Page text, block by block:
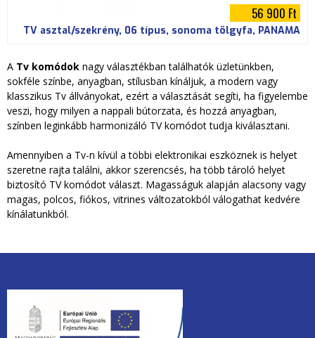
56 900 Ft
TV asztal/szekrény, 06 típus, sonoma tölgyfa, PANAMA
A Tv komódok nagy választékban találhatók üzletünkben,
sokféle színbe, anyagban, stílusban kínáljuk, a modern vagy
klasszikus Tv állványokat, ezért a választását segíti, ha figyelembe
veszi, hogy milyen a nappali bútorzata, és hozzá anyagban,
színben leginkább harmonizáló TV komódot tudja kiválasztani.
Amennyiben a Tv-n kívül a többi elektronikai eszköznek is helyet
szeretne rajta találni, akkor szerencsés, ha több tároló helyet
biztosító TV komódot választ. Magasságuk alapján alacsony vagy
magas, polcos, fiókos, vitrines változatokból válogathat kedvére
kínálatunkból.
unios2020.jpg